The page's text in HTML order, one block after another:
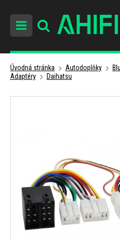
Úvodná stránka Autodoplňky
Adaptéry
Daihatsu